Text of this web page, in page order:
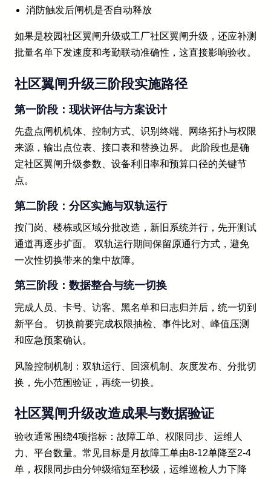
消防触发后闸机是否自动释放
如果是校园社区翼闸升级或工厂社区翼闸升级，还应补测
批量名单下发速度和考勤联动准确性，这直接影响验收。
社区翼闸升级三阶段实施路径
第一阶段：现状评估与方案设计
先盘点闸机机体、控制方式、识别终端、网络拓扑与权限
来源，输出点位表、接口表和替换边界。 此阶段也是确
定社区翼闸升级参数、设备利旧率和预算口径的关键节
点。
第二阶段：分区实施与双轨运行
按门岗、楼栋或区域分批改造，新旧系统并行，先开测试
通道再逐步扩面。 双轨运行期间保留原通行方式，避免
一次性切换带来的集中故障。
第三阶段：数据整合与统一切换
完成人员、卡号、访客、黑名单和日志归并后，统一切到
新平台。 切换前要完成权限抽检、事件比对、峰值压测
和应急预案确认。
风险控制机制：双轨运行、回滚机制、灰度发布、分批切
换，先小范围验证，再统一切换。
社区翼闸升级改造成果与数据验证
验收通常围绕4项指标：故障工单、权限同步、运维人
力、平台数量。常见目标是月故障工单由8-12单降至2-4
单，权限同步由分钟级缩短至秒级，运维巡检人力下降